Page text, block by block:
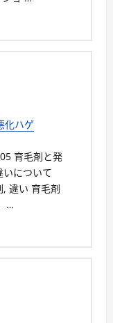
化ハゲ
育毛剤と発
いについて
違い 育毛剤
…